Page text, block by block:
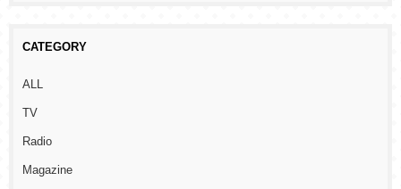
CATEGORY
ALL
TV
Radio
Magazine